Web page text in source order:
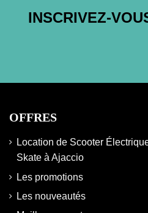
INSCRIVEZ-
OFFRES
Location de Scooter
Skate à Ajaccio
Les promotions
Les nouveautés